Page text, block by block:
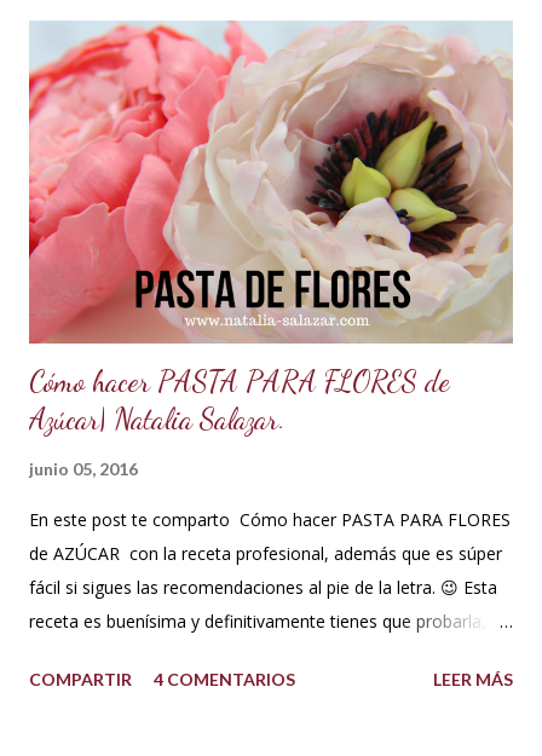
de vainilla al gusto. Colorantes en gel para repostería, si se
desea dar color. PREPARACIÓN: Cernir o tamizar el azúcar
glass. Colocar en un bowl o tazón la manteca blanca. Batir a
velocidad media e ir poniendo el azúcar poco a poco hasta
que este firme y esponjoso. Agregar un chorrito de esencia
de vainilla o al gusto. Finalmente agregar el color deseado.
TIPS : Si deseas que el buttercream vegetal sea más duro
porque el clima está muy c...
Cómo hacer PASTA PARA FLORES de
Azúcar| Natalia Salazar.
junio 05, 2016
En este post te comparto Cómo hacer PASTA PARA FLORES
de AZÚCAR con la receta profesional, además que es súper
fácil si sigues las recomendaciones al pie de la letra. 😉 Esta
receta es buenísima y definitivamente tienes que probarla,
súper fina y también soporta los climas más húmedos. Es
COMPARTIR 4 COMENTARIOS LEER MÁS